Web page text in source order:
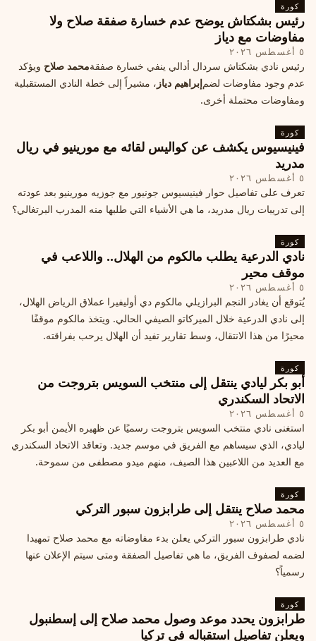
كورة
رئيس بشكتاش يوضح عدم خسارة صفقة صلاح ولا
مفاوضات مع دياز
٥ أغسطس ٢٠٢٦
رئيس نادي بشكتاش سردال أدالي ينفي خسارة صفقةمحمد صلاح ويؤكد
عدم وجود مفاوضات لضمإبراهيم دياز ، مشيراً إلى خطة النادي المستقبلية
ومفاوضات محتملة أخرى.
كورة
فينيسيوس يكشف عن كواليس لقائه مع مورينيو في ريال
مدريد
٥ أغسطس ٢٠٢٦
تعرف على تفاصيل حوار فينيسيوس جونيور مع جوزيه مورينيو بعد عودته
إلى تدريبات ريال مدريد، ما هي الأشياء التي طلبها منه المدرب البرتغالي؟
كورة
نادي الدرعية يطلب مالكوم من الهلال.. واللاعب في
موقف محير
٥ أغسطس ٢٠٢٦
يُتوقع أن يغادر النجم البرازيلي مالكوم دي أوليفيرا عملاق الرياض الهلال،
إلى نادي الدرعية خلال الميركاتو الصيفي الحالي. ويتخذ مالكوم موقفًا
محيرًا من هذا الانتقال، وسط تقارير تفيد أن الهلال يرحب بفراقته.
كورة
أبو بكر ليادي ينتقل إلى منتخب السويس بتروجت من
الاتحاد السكندري
٥ أغسطس ٢٠٢٦
استغنى نادي منتخب السويس بتروجت رسميًا عن ظهيره الأيمن أبو بكر
ليادي، الذي سيساهم مع الفريق في موسم جديد. وتعاقد الاتحاد السكندري
مع العديد من اللاعبين هذا الصيف، منهم ميدو مصطفى من سموحة.
كورة
محمد صلاح ينتقل إلى طرابزون سبور التركي
٥ أغسطس ٢٠٢٦
نادي طرابزون سبور التركي يعلن بدء مفاوضاته مع محمد صلاح تمهيدا
لضمه لصفوف الفريق، ما هي تفاصيل الصفقة ومتى سيتم الإعلان عنها
رسمياً؟
كورة
طرابزون يحدد موعد وصول محمد صلاح إلى إسطنبول
ويعلن تفاصيل استقباله في تركيا